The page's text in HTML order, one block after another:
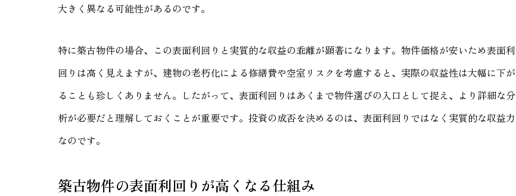
大きく異なる可能性があるのです。
特に築古物件の場合、この表面利回りと実質的な収益の乖離が顕著になります。物件価格が安いため表面利
回りは高く見えますが、建物の老朽化による修繕費や空室リスクを考慮すると、実際の収益性は大幅に下が
ることも珍しくありません。したがって、表面利回りはあくまで物件選びの入口として捉え、より詳細な分
析が必要だと理解しておくことが重要です。投資の成否を決めるのは、表面利回りではなく実質的な収益力
なのです。
築古物件の表面利回りが高くなる仕組み